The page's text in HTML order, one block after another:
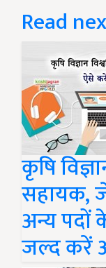
Read
कृषि
सहायक,
अन्य पदों
जल्द करें